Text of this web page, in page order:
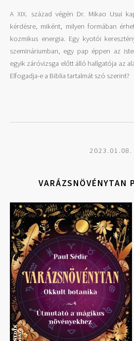
A XIX. század végén Dr. Mikao Usui
kérdésre, miként, milyen formában
kozmikus energia. Egy kyotói
szemináriumban, egy pap éppen az
egyik záróvizsga előtt álló hallgatója az
Elfogadja-e a Biblia tartalmát szó szerint?
2023.01.08.
VARÁZSNÖVÉNYTAN